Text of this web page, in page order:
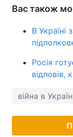
Вас також
В Україні
Росія
відповів,
війна в